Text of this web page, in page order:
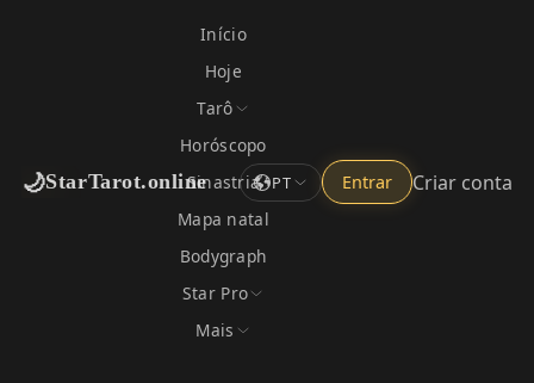
🌙StarTarot.online
Início
Hoje
Tarô
Horóscopo
Sinastria
Mapa natal
Bodygraph
Star Pro
Mais
PT Entrar Criar conta